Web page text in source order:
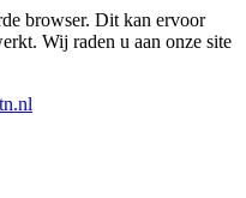
browser. Dit kan ervoor
Wij raden u aan onze site